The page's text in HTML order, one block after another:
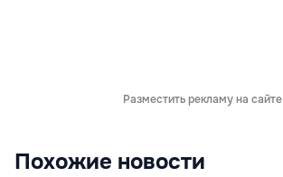
Разместить рекламу на сайте
Похожие новости